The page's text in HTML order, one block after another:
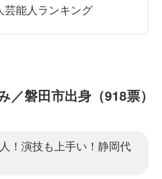
芸能人ランキング
／磐田市出身（918票）
！演技も上手い！静岡代